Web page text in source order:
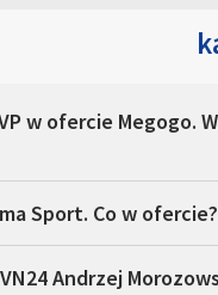
w ofercie Megogo.
Sport. Co w ofercie?
Andrzej